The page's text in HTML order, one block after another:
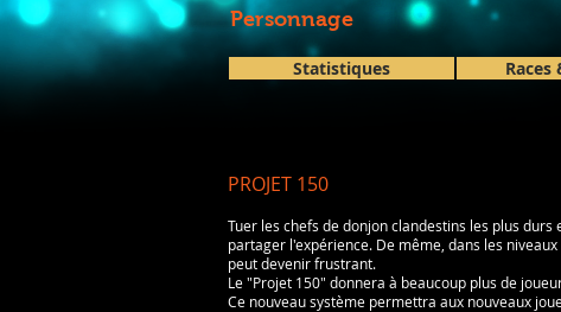
Statistiques Races
PROJET 150
Tuer les chefs de donjon clandestins les plus
partager l'expérience. De même, dans les
peut devenir frustrant.
Le "Projet 150" donnera à beaucoup plus de
Ce nouveau système permettra aux nouveaux
Personnage